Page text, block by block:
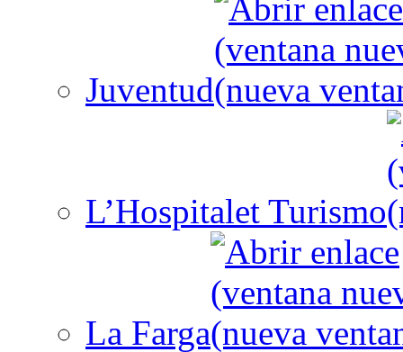
Juventud
L’Hospitalet Turismo
La Farga